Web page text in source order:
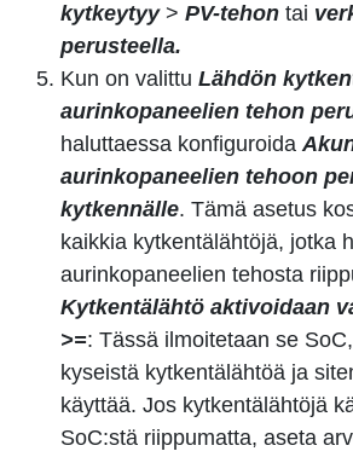
kytkeytyy> PV-tehon tai
perusteella.
Kun on valittu Lähdön
aurinkopaneelien tehon
haluttaessa konfiguroida
aurinkopaneelien tehoon
kytkennälle. Tämä asetus
kaikkia kytkentälähtöjä, jotka
aurinkopaneelien tehosta
Kytkentälähtö aktivoidaan
>=: Tässä ilmoitetaan se
kyseistä kytkentälähtöä ja
käyttää. Jos kytkentälähtöjä
SoC:stä riippumatta, aseta